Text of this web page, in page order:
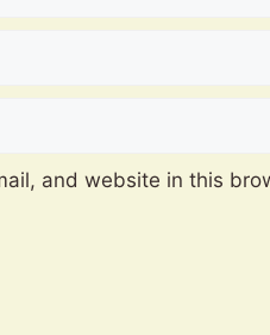
and website in this